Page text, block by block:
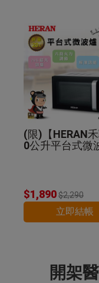
(限)【HERAN
0公升平台式微
$1,890$2,290
立即結帳
開架